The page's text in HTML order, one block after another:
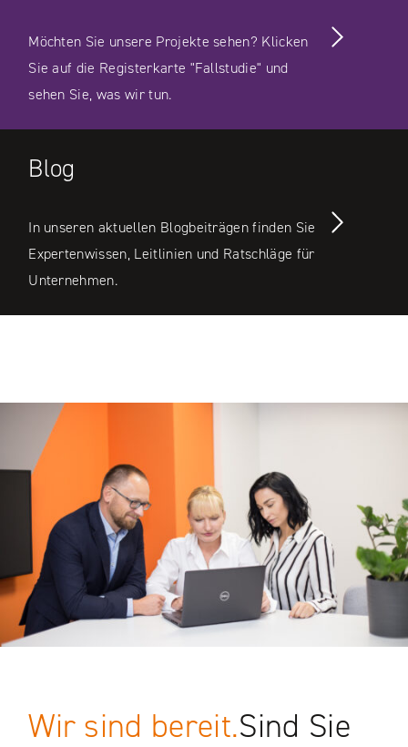
Möchten Sie unsere Projekte sehen? Klicken
Sie auf die Registerkarte "Fallstudie" und
sehen Sie, was wir tun.
Blog
In unseren aktuellen Blogbeiträgen finden Sie
Expertenwissen, Leitlinien und Ratschläge für
Unternehmen.
Wir sind bereit.Sind Sie